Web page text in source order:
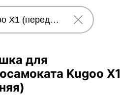
для
Kugoo X1